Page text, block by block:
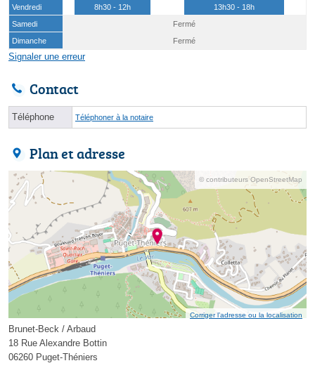
Vendredi
8h30 - 12h
13h30 - 18h
Samedi
Fermé
Dimanche
Fermé
Signaler une erreur
Contact
Téléphone Téléphoner à la notaire
Plan et adresse
© contributeurs OpenStreetMap
Corriger l’adresse ou la localisation
Brunet-Beck / Arbaud
18 Rue Alexandre Bottin
06260 Puget-Théniers